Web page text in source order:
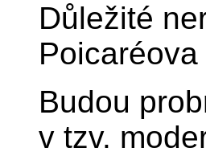
Důležité
Budou
v tzv.